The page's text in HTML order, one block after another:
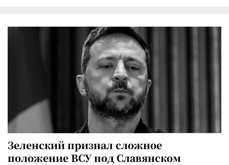
Зеленский признал сложное
положение ВСУ под Славянском